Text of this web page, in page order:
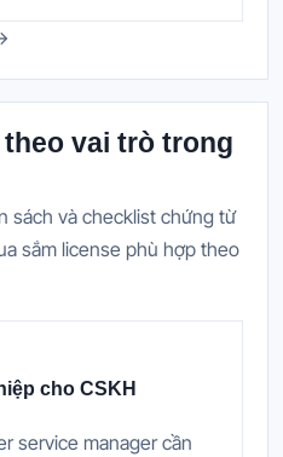
vai trò trong
sách và checklist chứng từ
sắm license phù hợp theo
cho CSKH
service manager cần